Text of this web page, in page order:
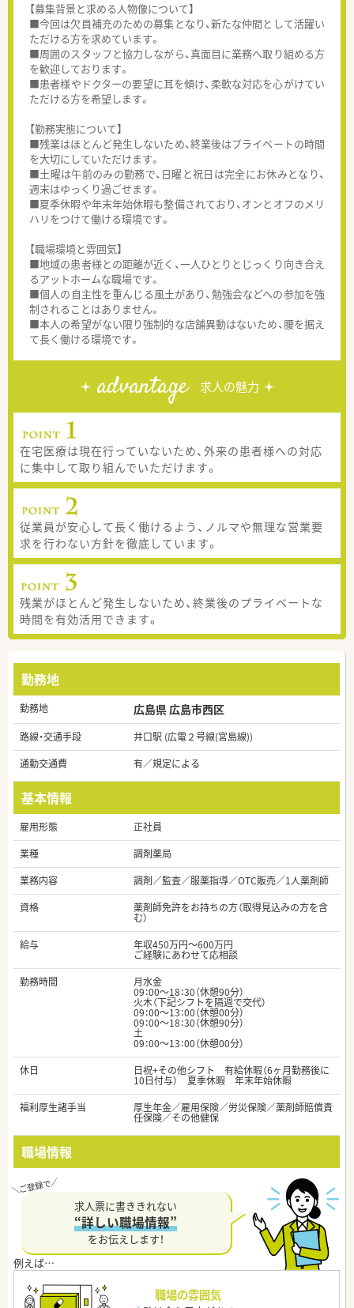
【募集背景と求める人物像について】
■今回は欠員補充のための募集となり、新たな仲間として活躍い
ただける方を求めています。
■周囲のスタッフと協力しながら、真面目に業務へ取り組める方
を歓迎しております。
■患者様やドクターの要望に耳を傾け、柔軟な対応を心がけてい
ただける方を希望します。
【勤務実態について】
■残業はほとんど発生しないため、終業後はプライベートの時間
を大切にしていただけます。
■土曜は午前のみの勤務で、日曜と祝日は完全にお休みとなり、
週末はゆっくり過ごせます。
■夏季休暇や年末年始休暇も整備されており、オンとオフのメリ
ハリをつけて働ける環境です。
【職場環境と雰囲気】
■地域の患者様との距離が近く、一人ひとりとじっくり向き合え
るアットホームな職場です。
■個人の自主性を重んじる風土があり、勉強会などへの参加を強
制されることはありません。
■本人の希望がない限り強制的な店舗異動はないため、腰を据え
て長く働ける環境です。
advantage 求人の魅力
在宅医療は現在行っていないため、外来の患者様への対応
に集中して取り組んでいただけます。
従業員が安心して長く働けるよう、ノルマや無理な営業要
求を行わない方針を徹底しています。
残業がほとんど発生しないため、終業後のプライベートな
時間を有効活用できます。
勤務地
勤務地 広島県 広島市西区
路線・交通手段
井口駅 (広電２号線(宮島線))
通勤交通費
有／規定による
基本情報
雇用形態
正社員
業種
調剤薬局
業務内容
調剤／監査／服薬指導／OTC販売／1人薬剤師
資格
薬剤師免許をお持ちの方（取得見込みの方を含
む）
給与
年収450万円～600万円
ご経験にあわせて応相談
勤務時間
月水金
09：00～18：30（休憩90分）
火木（下記シフトを隔週で交代）
09：00～13：00（休憩00分）
09：00～18：30（休憩90分）
土
09：00～13：00（休憩00分）
休日
日祝+その他シフト 有給休暇（6ヶ月勤務後に
10日付与） 夏季休暇 年末年始休暇
福利厚生諸手当
厚生年金／雇用保険／労災保険／薬剤師賠償責
任保険／その他健保
職場情報
求人票に書ききれない
“詳しい職場情報”
をお伝えします！
職場の雰囲気